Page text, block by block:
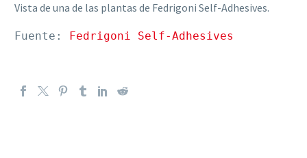
Vista de una de las plantas de Fedrigoni Self-Adhesives.
Fuente: Fedrigoni Self-Adhesives